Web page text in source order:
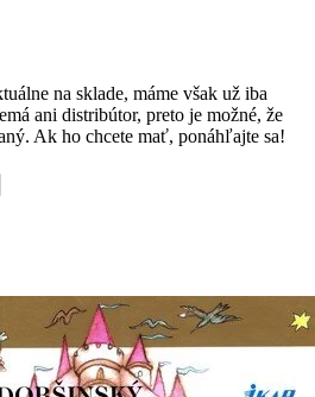
na sklade, máme však už iba
ani distribútor, preto je možné, že
Ak ho chcete mať, ponáhľajte sa!